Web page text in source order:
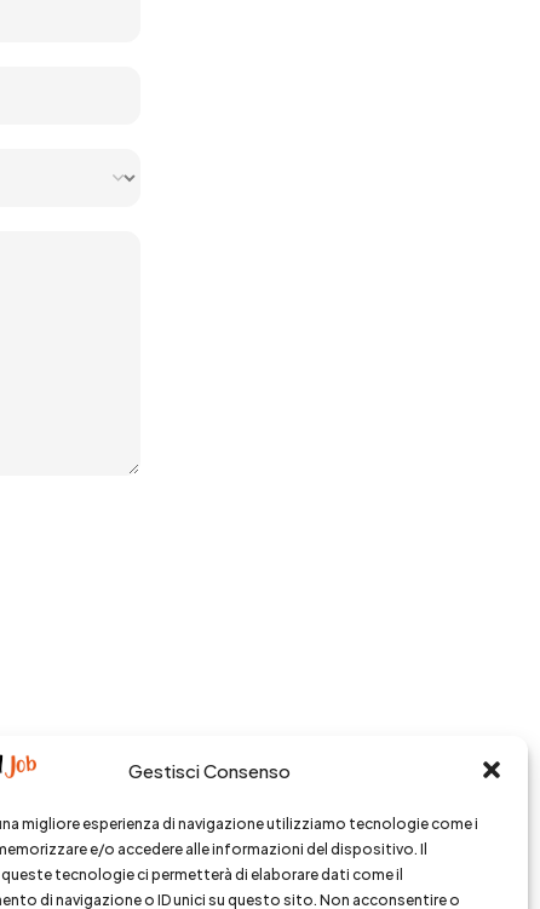
Gestisci Consenso
migliore esperienza di navigazione utilizziamo tecnologie come i
e/o accedere alle informazioni del dispositivo. Il
tecnologie ci permetterà di elaborare dati come il
di navigazione o ID unici su questo sito. Non acconsentire o
Tiktok